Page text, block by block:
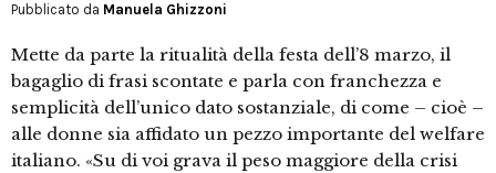
Pubblicato da Manuela Ghizzoni
Mette da parte la ritualità della festa dell’8 marzo, il
bagaglio di frasi scontate e parla con franchezza e
semplicità dell’unico dato sostanziale, di come – cioè –
alle donne sia affidato un pezzo importante del welfare
italiano. «Su di voi grava il peso maggiore della crisi